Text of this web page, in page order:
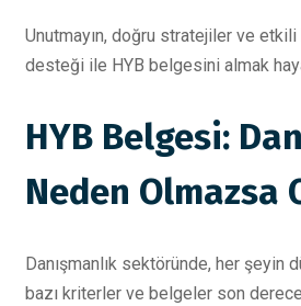
Unutmayın, doğru stratejiler ve etkili
desteği ile HYB belgesini almak
HYB Belgesi:
Neden Olmazsa
Danışmanlık sektöründe, her şeyin
bazı kriterler ve belgeler son